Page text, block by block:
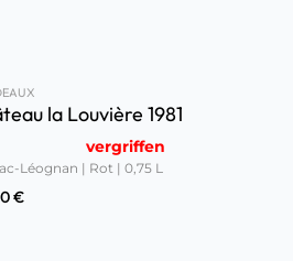
la Louvière 1981
vergriffen
Léognan | Rot | 0,75 L
€